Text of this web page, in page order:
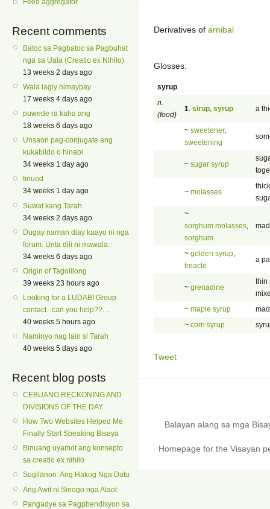
Feed aggregator
Recent comments
Batoc sa Pagbatoc sa Pagbuhat
nga sa Uala (Creatio ex Nihilo)
13 weeks 2 days ago
Wala lagiy himaybay
17 weeks 4 days ago
puwede ra kaha ang
18 weeks 6 days ago
Unsaon pag-conjugate ang
kukabildo o hinabi
34 weeks 1 day ago
tinuod
34 weeks 1 day ago
Suwat kang Tarah
34 weeks 2 days ago
Dugay naman diay kaayo ni nga
forum. Unta dili ni mawala.
34 weeks 6 days ago
Origin of Tagolilong
39 weeks 23 hours ago
Looking for a LUDABI Group
contact...can you help??....
40 weeks 5 hours ago
Naminyo nag lain si Tarah
40 weeks 5 days ago
Recent blog posts
CEBUANO RECKONING AND
DIVISIONS OF THE DAY.
How Two Websites Helped Me
Finally Start Speaking Bisaya
Binuang uyamot ang konsepto
sa creatio ex nihilo
Sugilanon: Ang Hakog Nga Datu
Ang Awit ni Sinogo nga Alaot
Pangadye sa Pagpbendisyon sa
Derivatives of arnibal
Glosses:
syrup
n.
(food)
1 sirup syrup a
~ sweetener,
sweetening
~ sugar syrup
~ molasses
~
sorghum molasses
sorghum
~ golden syrup
treacle
a
~ grenadine
thin
~ maple syrup
~ corn syrup
Tweet
Balayan alang sa mga
Homepage for the Visayan